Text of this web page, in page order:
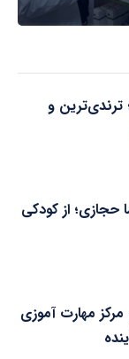
مدل مانتو ۱۴۰۴؛ ترندی‌ترین و
حجازی؛ از کودکی
مرکز مهارت آموزی